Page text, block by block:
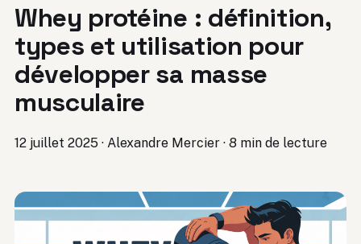
Whey protéine : définition,
types et utilisation pour
développer sa masse
musculaire
12 juillet 2025 · Alexandre Mercier · 8 min de lecture